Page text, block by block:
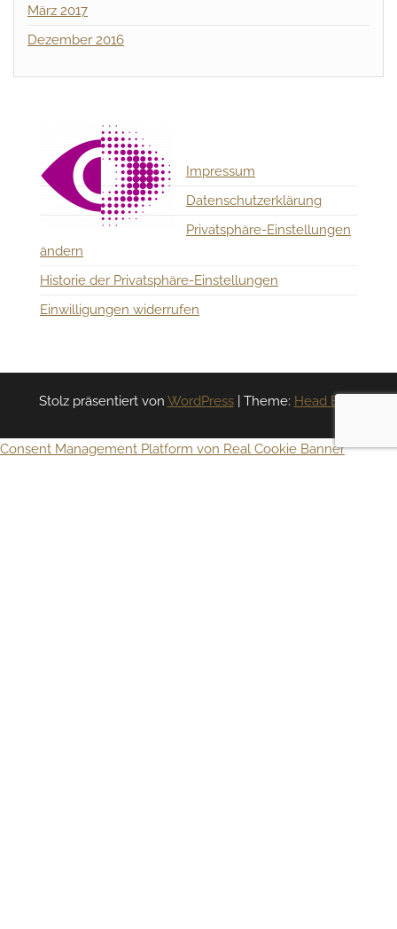
März 2017
Dezember 2016
Impressum
Datenschutzerklärung
Privatsphäre-Einstellungen
ändern
Historie der Privatsphäre-Einstellungen
Einwilligungen widerrufen
Stolz präsentiert von WordPress Theme: Head Blog
Consent Management Platform von Real Cookie Banner